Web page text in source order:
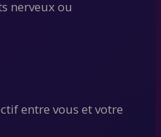
nerveux ou
entre vous et votre